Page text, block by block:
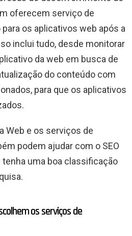
oferecem serviço de
os aplicativos web após a
inclui tudo, desde monitorar
da web em busca de
do conteúdo com
para que os aplicativos
Web e os serviços de
podem ajudar com o SEO
tenha uma boa classificação
os serviços de